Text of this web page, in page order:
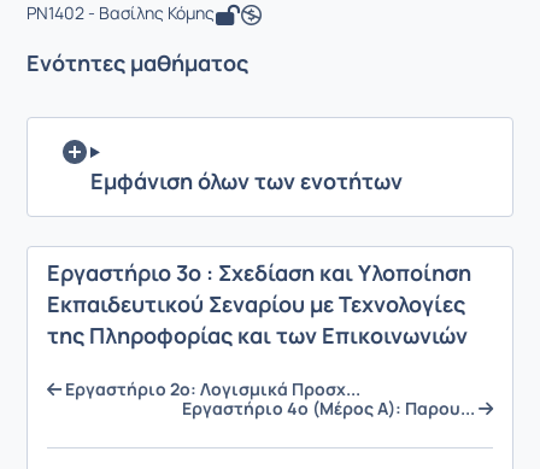
PN1402 - Βασίλης Κόμης
Ενότητες μαθήματος
Εμφάνιση όλων των ενοτήτων
Εργαστήριο 3ο : Σχεδίαση και Υλοποίηση
Εκπαιδευτικού Σεναρίου με Τεχνολογίες
της Πληροφορίας και των Επικοινωνιών
Εργαστήριο 2ο: Λογισμικά Προσχ...
Εργαστήριο 4ο (Μέρος Α): Παρου...